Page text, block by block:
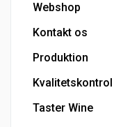
Webshop
Handelsbetingelser
Hovedlager
Kontakt os
Hovedkontor
Kundeservice
Detail - Vinkonsulenter
Produktion
Tapperi
Industriprodukter
Kvalitetskontrol
IFS Food-certificering
Taster Wine